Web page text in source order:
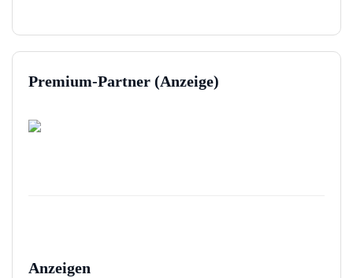
Premium-Partner (Anzeige)
Anzeigen